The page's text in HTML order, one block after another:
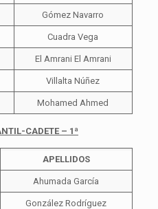
Gómez Navarro
Cuadra Vega
El Amrani El Amrani
Villalta Núñez
Mohamed Ahmed
CADETE – 1ª
APELLIDOS
Ahumada García
González Rodríguez